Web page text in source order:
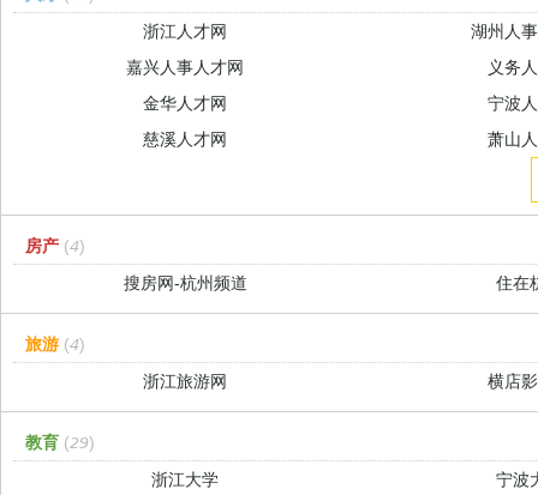
浙江人才网
湖州人
嘉兴人事人才网
义务
金华人才网
宁波
慈溪人才网
萧山
房产 (4)
搜房网-杭州频道
住在
旅游 (4)
浙江旅游网
横店
教育 (29)
浙江大学
宁波